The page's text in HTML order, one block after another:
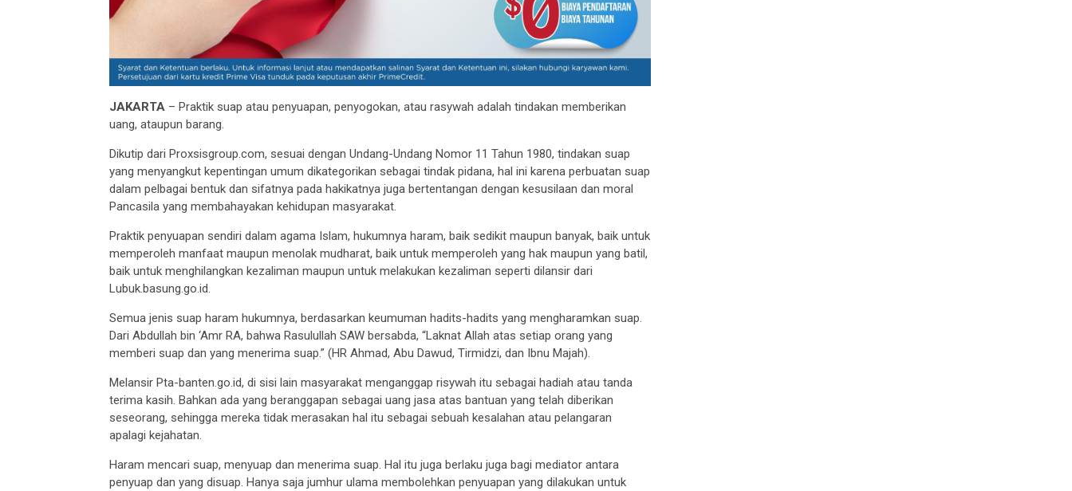
JAKARTA – Praktik suap atau penyuapan, penyogokan, atau rasywah adalah tindakan memberikan
uang, ataupun barang.
Dikutip dari Proxsisgroup.com, sesuai dengan Undang-Undang Nomor 11 Tahun 1980, tindakan suap
yang menyangkut kepentingan umum dikategorikan sebagai tindak pidana, hal ini karena perbuatan suap
dalam pelbagai bentuk dan sifatnya pada hakikatnya juga bertentangan dengan kesusilaan dan moral
Pancasila yang membahayakan kehidupan masyarakat.
Praktik penyuapan sendiri dalam agama Islam, hukumnya haram, baik sedikit maupun banyak, baik untuk
memperoleh manfaat maupun menolak mudharat, baik untuk memperoleh yang hak maupun yang batil,
baik untuk menghilangkan kezaliman maupun untuk melakukan kezaliman seperti dilansir dari
Lubuk.basung.go.id.
Semua jenis suap haram hukumnya, berdasarkan keumuman hadits-hadits yang mengharamkan suap.
Dari Abdullah bin ‘Amr RA, bahwa Rasulullah SAW bersabda, “Laknat Allah atas setiap orang yang
memberi suap dan yang menerima suap.” (HR Ahmad, Abu Dawud, Tirmidzi, dan Ibnu Majah).
Melansir Pta-banten.go.id, di sisi lain masyarakat menganggap risywah itu sebagai hadiah atau tanda
terima kasih. Bahkan ada yang beranggapan sebagai uang jasa atas bantuan yang telah diberikan
seseorang, sehingga mereka tidak merasakan hal itu sebagai sebuah kesalahan atau pelangaran
apalagi kejahatan.
Haram mencari suap, menyuap dan menerima suap. Hal itu juga berlaku juga bagi mediator antara
penyuap dan yang disuap. Hanya saja jumhur ulama membolehkan penyuapan yang dilakukan untuk